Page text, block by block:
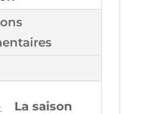
La saison